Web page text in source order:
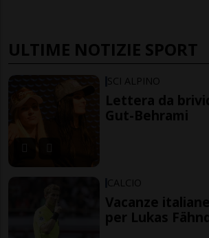
ULTIME NOTIZIE SPORT
SCI ALPINO
Lettera da
Gut-Behrami
CALCIO
Vacanze
per Lukas